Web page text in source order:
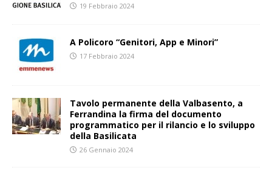
19 Febbraio 2024
A Policoro “Genitori, App e Minori”
17 Febbraio 2024
Tavolo permanente della Valbasento, a
Ferrandina la firma del documento
programmatico per il rilancio e lo sviluppo
della Basilicata
26 Gennaio 2024